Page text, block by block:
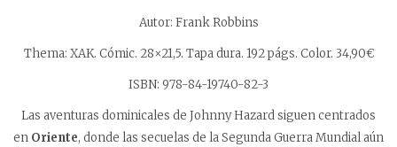
Autor: Frank Robbins
Thema: XAK. Cómic. 28×21,5. Tapa dura. 192 págs. Color. 34,90€
ISBN: 978-84-19740-82-3
Las aventuras dominicales de Johnny Hazard siguen centrados
en Oriente, donde las secuelas de la Segunda Guerra Mundial aún